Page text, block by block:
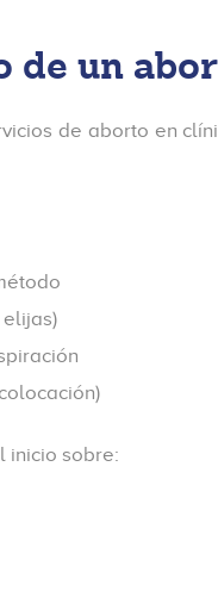
de un
de aborto en
inicio sobre: